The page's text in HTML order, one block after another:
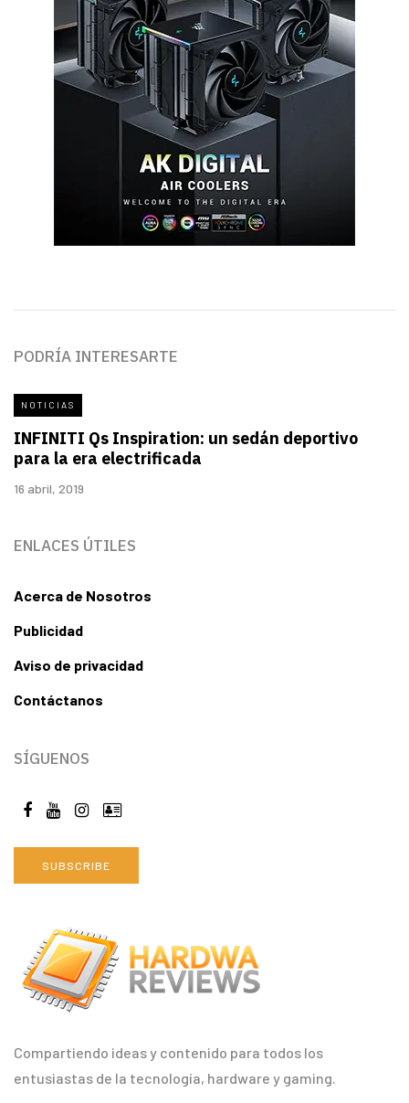
Compartiendo ideas y contenido para todos los
entusiastas de la tecnología, hardware y gaming.
PODRÍA INTERESARTE
NOTICIAS
INFINITI Qs Inspiration: un sedán deportivo
para la era electrificada
16 abril, 2019
ENLACES ÚTILES
Acerca de Nosotros
Publicidad
Aviso de privacidad
Contáctanos
SÍGUENOS
SUBSCRIBE